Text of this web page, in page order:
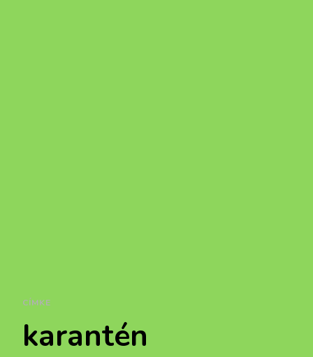
CÍMKE
karantén